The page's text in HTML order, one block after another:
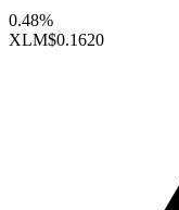
0.48%
XLM$0.1620